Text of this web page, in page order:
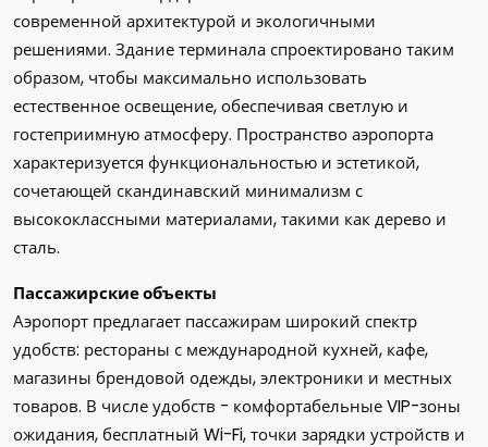
современной архитектурой и экологичными
решениями. Здание терминала спроектировано таким
образом, чтобы максимально использовать
естественное освещение, обеспечивая светлую и
гостеприимную атмосферу. Пространство аэропорта
характеризуется функциональностью и эстетикой,
сочетающей скандинавский минимализм с
высококлассными материалами, такими как дерево и
сталь.
Пассажирские объекты
Аэропорт предлагает пассажирам широкий спектр
удобств: рестораны с международной кухней, кафе,
магазины брендовой одежды, электроники и местных
товаров. В числе удобств - комфортабельные VIP-зоны
ожидания, бесплатный Wi-Fi, точки зарядки устройств и